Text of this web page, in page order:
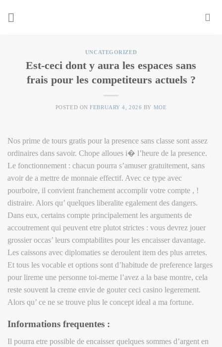
UNCATEGORIZED
Est-ceci dont y aura les espaces sans
frais pour les competiteurs actuels ?
POSTED ONFEBRUARY 4, 2026 BY MOE
Nos prime de tours gratis pour la presence sans classe sont assez
ordinaires dans savoir. Chope alloues i� l’heure de la presence.
Le fonctionnement : chacun pourra s’amuser gratuitement, sans
avoir de a mettre de monnaie effectif. Avec ce type avec
pourboire, il convient franchement accomplir votre compte , !
distraire. Alors qu’ quelques liberalite egalement des dangers.
Dans eux, certains compte principalement les arguments de
accoutrement qui peuvent etre plutot strictes : vous devrez jouer
grossier occas’ leurs comptabilites pour les encaisser davantage.
Les caissons avec diplomaties se deroulent item des plus arretes.
Et tous les vocable et options sont d’habitude de preference larges
pour lireme une personne toi-meme l’avez a la base montre, cela
reste souvent la creme envie de gouter ceci casino legerement.
Alors qu’ ce ne se trouve plus le concept ideal a ma fortune.
Informations frequentes :
Il pourra etre possible de encaisser quelques sommes d’argent en